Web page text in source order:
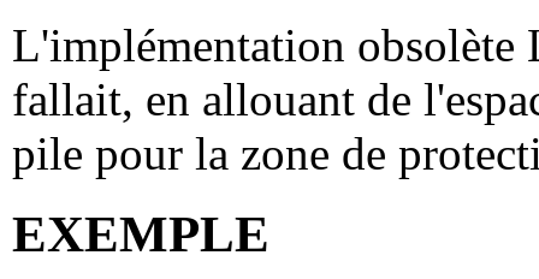
L'implémentation
fallait, en allouant de
pile pour la zone de
EXEMPLE